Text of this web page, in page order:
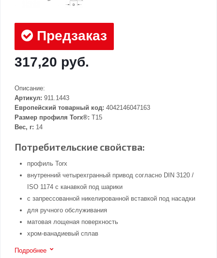
Предзаказ
317,20 руб.
Описание:
Артикул: 911.1443
Европейский товарный код: 4042146047163
Размер профиля Torx®: T15
Вес, г: 14
Потребительские свойства:
профиль Torx
внутренний четырехгранный привод согласно DIN 3120 /
ISO 1174 с канавкой под шарики
с запрессованной никелированной вставкой под насадки
для ручного обслуживания
матовая лощеная поверхность
хром-ванадиевый сплав
Подробнее